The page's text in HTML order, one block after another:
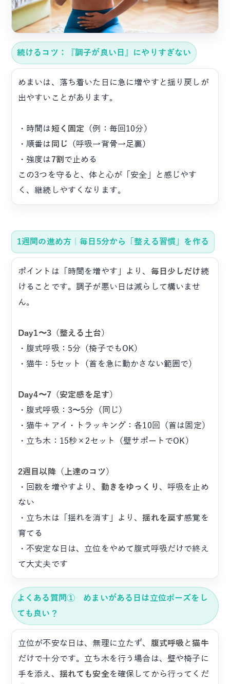
続けるコツ：『調子が良い日』にやりすぎない
めまいは、落ち着いた日に急に増やすと揺り戻しが
出やすいことがあります。
・時間は短く固定 （例：毎回10分）
・順番は 同じ
（呼吸→背骨→足裏）
・強度は7割 で止める
この3つを守ると、体と心が「安全」と感じやす
く、継続しやすくなります。
1週間の進め方｜毎日5分から「整える習慣」を作る
ポイントは「時間を増やす」より、 毎日少しだけ続
けることです。調子が悪い日は減らして構いませ
ん。
Day1〜3（整える土台）
・腹式呼吸：5分（椅子でもOK）
・猫牛：5セット（首を急に動かさない範囲で）
Day4〜7（安定感を足す）
・腹式呼吸：3〜5分（同じ）
・猫牛＋アイ・トラッキング：各10回（首は固定）
・立ち木：15秒×2セット（壁サポートでOK）
2週目以降（上達のコツ）
・回数を増やすより、 動きをゆっくり 、呼吸を止め
ない
・立ち木は「揺れを消す」より、揺れを戻す感覚を
育てる
・不安定な日は、立位をやめて腹式呼吸だけで終え
て大丈夫です
よくある質問① めまいがある日は立位ポーズをし
ても良い？
立位が不安な日は、無理に立たず、 腹式呼吸 と猫牛
だけで十分です。立ち木を行う場合は、壁や椅子に
手を添え、 揺れても安全を確保してから行ってくだ